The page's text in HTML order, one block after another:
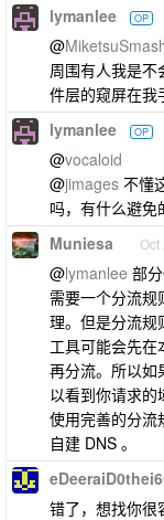
lymanlee OP
@
周围有人我是
件层的窥屏在我
lymanlee OP
@vocaloid
@jimages 不懂
吗，有什么避免
Muniesa Oct
@lymanlee 部
需要一个分流
理。但是分流规
工具可能会先
再分流。所以如
以看到你请求
使用完善的分流
自建 DNS 。
错了，想找你很